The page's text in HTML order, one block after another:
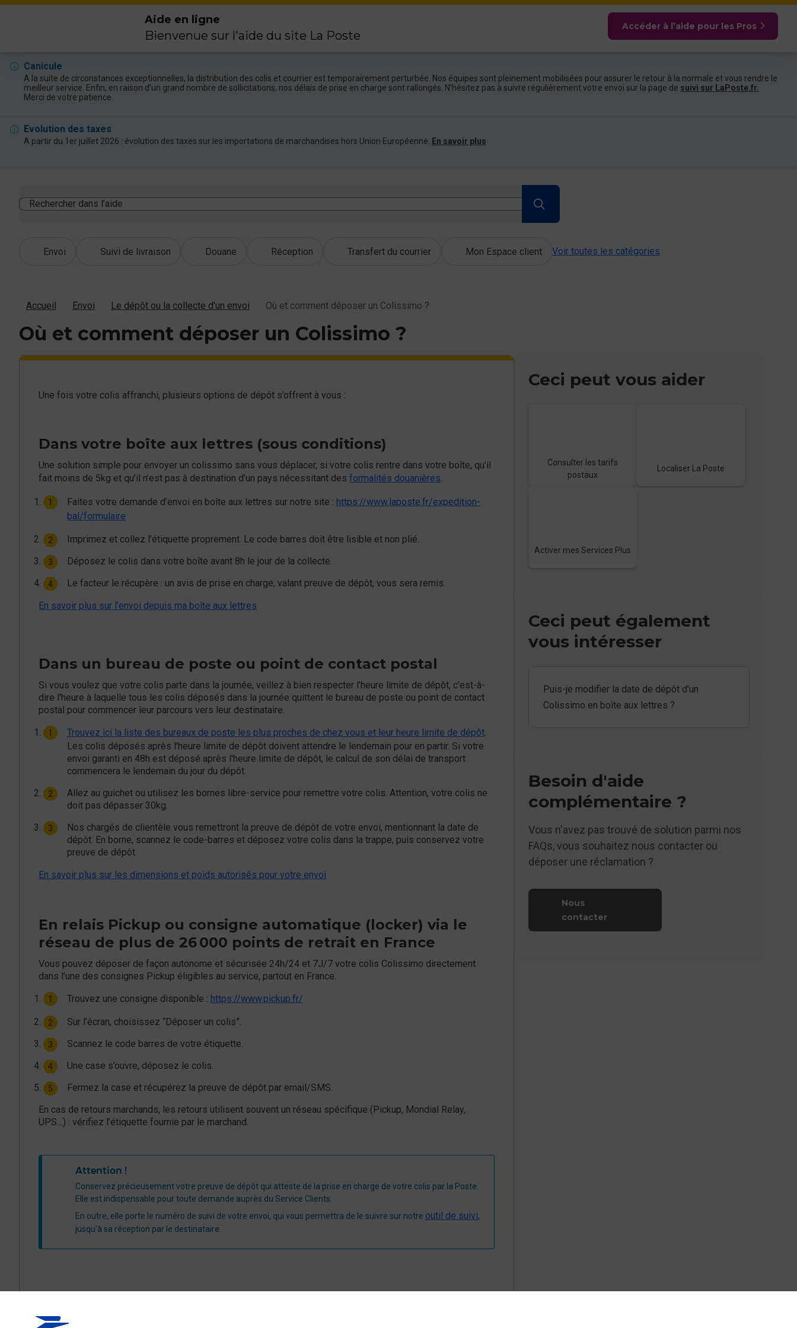
Aide en ligne
Bienvenue sur l'aide du site La Poste
Accéder à l’aide pour les Pros
Canicule
A la suite de circonstances exceptionnelles, la distribution des colis et courrier est temporairement perturbée. Nos équipes sont pleinement mobilisées pour assurer le retour à la normale et vous rendre le
meilleur service. Enfin, en raison d’un grand nombre de sollicitations, nos délais de prise en charge sont rallongés. N’hésitez pas à suivre régulièrement votre envoi sur la page de suivi sur LaPoste.fr.
Merci de votre patience.
Evolution des taxes
A partir du 1er juillet 2026 : évolution des taxes sur les importations de marchandises hors Union Européenne. En savoir plus
Rechercher dans l’aide
Envoi Suivi de livraison Douane Réception Transfert du courrier Mon Espace client Voir toutes les catégories
Accueil Envoi Le dépôt ou la collecte d'un envoi Où et comment déposer un Colissimo ?
Où et comment déposer un Colissimo ?
Une fois votre colis affranchi, plusieurs options de dépôt s’offrent à vous :
Dans votre boîte aux lettres (sous conditions)
Une solution simple pour envoyer un colissimo sans vous déplacer, si votre colis rentre dans votre boîte, qu’il
fait moins de 5kg et qu’il n’est pas à destination d’un pays nécessitant des formalités douanières
Faites votre demande d’envoi en boîte aux lettres sur notre site : https://www.laposte.fr/expedition-
bal/formulaire
Imprimez et collez l’étiquette proprement. Le code barres doit être lisible et non plié.
Déposez le colis dans votre boîte avant 8h le jour de la collecte.
Le facteur le récupère : un avis de prise en charge, valant preuve de dépôt, vous sera remis.
En savoir plus sur l’envoi depuis ma boîte aux lettres
Dans un bureau de poste ou point de contact postal
Si vous voulez que votre colis parte dans la journée, veillez à bien respecter l’heure limite de dépôt, c’est-à-
dire l'heure à laquelle tous les colis déposés dans la journée quittent le bureau de poste ou point de contact
postal pour commencer leur parcours vers leur destinataire.
Trouvez ici la liste des bureaux de poste les plus proches de chez vous et leur heure limite de dépôt
Les colis déposés après l'heure limite de dépôt doivent attendre le lendemain pour en partir. Si votre
envoi garanti en 48h est déposé après l'heure limite de dépôt, le calcul de son délai de transport
commencera le lendemain du jour du dépôt.
Allez au guichet ou utilisez les bornes libre-service pour remettre votre colis. Attention, votre colis ne
doit pas dépasser 30kg.
Nos chargés de clientèle vous remettront la preuve de dépôt de votre envoi, mentionnant la date de
dépôt. En borne, scannez le code-barres et déposez votre colis dans la trappe, puis conservez votre
preuve de dépôt.
En savoir plus sur les dimensions et poids autorisés pour votre envoi
En relais Pickup ou consigne automatique (locker) via le
réseau de plus de 26 000 points de retrait en France
Vous pouvez déposer de façon autonome et sécurisée 24h/24 et 7J/7 votre colis Colissimo directement
dans l’une des consignes Pickup éligibles au service, partout en France.
Trouvez une consigne disponible : https://www.pickup.fr/
Sur l’écran, choisissez “Déposer un colis”.
Scannez le code barres de votre étiquette.
Une case s’ouvre, déposez le colis.
Fermez la case et récupérez la preuve de dépôt par email/SMS.
En cas de retours marchands, les retours utilisent souvent un réseau spécifique (Pickup, Mondial Relay,
UPS…) : vérifiez l’étiquette fournie par le marchand.
​Attention !​
​Conservez précieusement votre preuve de dépôt qui atteste de la prise en charge de votre colis par la Poste.
Elle est indispensable pour toute demande auprès du Service Clients.​
En outre, elle porte le numéro de suivi de votre envoi, qui vous permettra de le suivre sur notre outil de suivi,
jusqu’à sa réception par le destinataire.
Ceci peut vous aider
Consulter les tarifs
postaux
Localiser La Poste
Activer mes Services Plus
Ceci peut également
vous intéresser
Puis-je modifier la date de dépôt d’un
Colissimo en boîte aux lettres ?
Besoin d'aide
complémentaire ?
Vous n'avez pas trouvé de solution parmi nos
FAQs, vous souhaitez nous contacter ou
déposer une réclamation ?
Nous
contacter